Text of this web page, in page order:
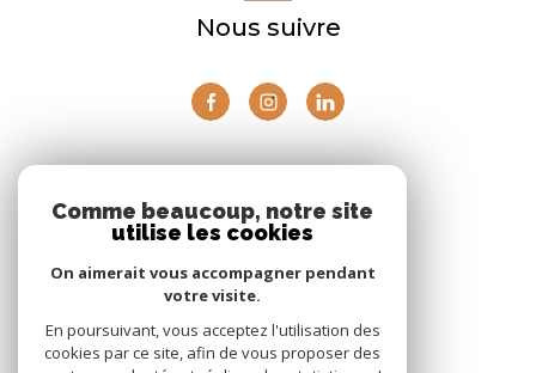
Nous suivre
Nous adhérons
Comme beaucoup, notre site
utilise les cookies
On aimerait vous accompagner pendant
votre visite.
En poursuivant, vous acceptez l'utilisation des
cookies par ce site, afin de vous proposer des